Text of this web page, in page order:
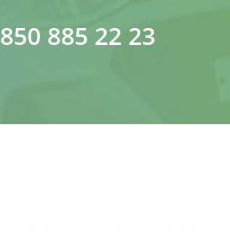
885 22 23